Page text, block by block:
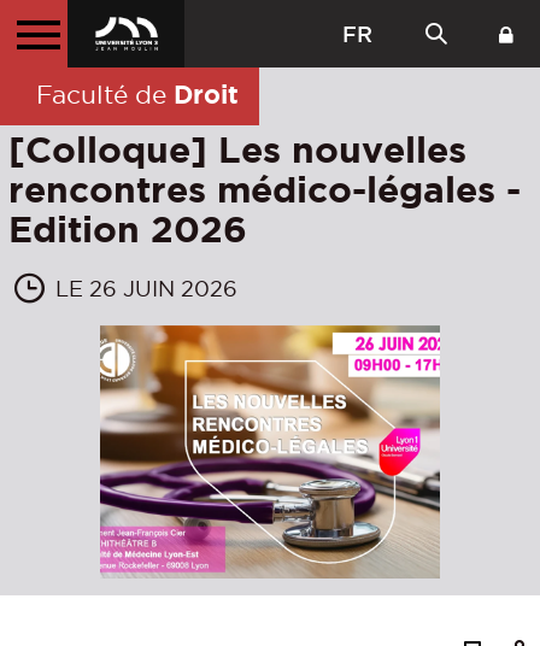
FR
Faculté de Droit
[Colloque] Les nouvelles
rencontres médico-légales -
Edition 2026
LE 26 JUIN 2026